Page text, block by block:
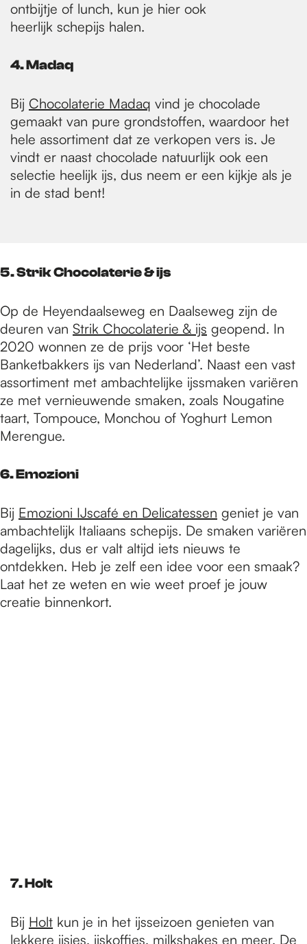
ontbijtje of lunch, kun je hier ook
heerlijk schepijs halen.
4. Madaq
Bij Chocolaterie Madaq vind je chocolade
gemaakt van pure grondstoffen, waardoor het
hele assortiment dat ze verkopen vers is. Je
vindt er naast chocolade natuurlijk ook een
selectie heelijk ijs, dus neem er een kijkje als je
in de stad bent!
5. Strik Chocolaterie & ijs
Op de Heyendaalseweg en Daalseweg zijn de
deuren van Strik Chocolaterie & ijs geopend. In
2020 wonnen ze de prijs voor ‘Het beste
Banketbakkers ijs van Nederland’. Naast een vast
assortiment met ambachtelijke ijssmaken variëren
ze met vernieuwende smaken, zoals Nougatine
taart, Tompouce, Monchou of Yoghurt Lemon
Merengue.
6. Emozioni
Bij Emozioni IJscafé en Delicatessen geniet je van
ambachtelijk Italiaans schepijs. De smaken variëren
dagelijks, dus er valt altijd iets nieuws te
ontdekken. Heb je zelf een idee voor een smaak?
Laat het ze weten en wie weet proef je jouw
creatie binnenkort.
7. Holt
Bij Holt kun je in het ijsseizoen genieten van
lekkere ijsjes, ijskoffies, milkshakes en meer. De